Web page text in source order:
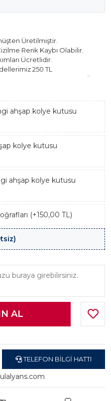
Üretilmiştir.
Renk Kaybı Olabilir.
Ücretlidir.
250 TL
Modellerimiz 150 TL Sabit Ücret
ahşap kolye kutusu
kolye kutusu
ahşap kolye kutusu
(+150,00 TL)
TELEFON BILGI HATTI